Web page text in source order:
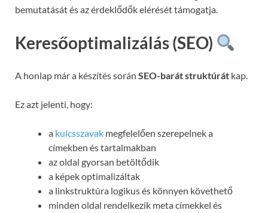
bemutatását és az érdeklődők elérését támogatja.
Keresőoptimalizálás (SEO)
A honlap már a készítés során SEO-barát struktúrát kap.
Ez azt jelenti, hogy:
a kulcsszavak megfelelően szerepelnek a
címekben és tartalmakban
az oldal gyorsan betöltődik
a képek optimalizáltak
a linkstruktúra logikus és könnyen követhető
minden oldal rendelkezik meta címekkel és